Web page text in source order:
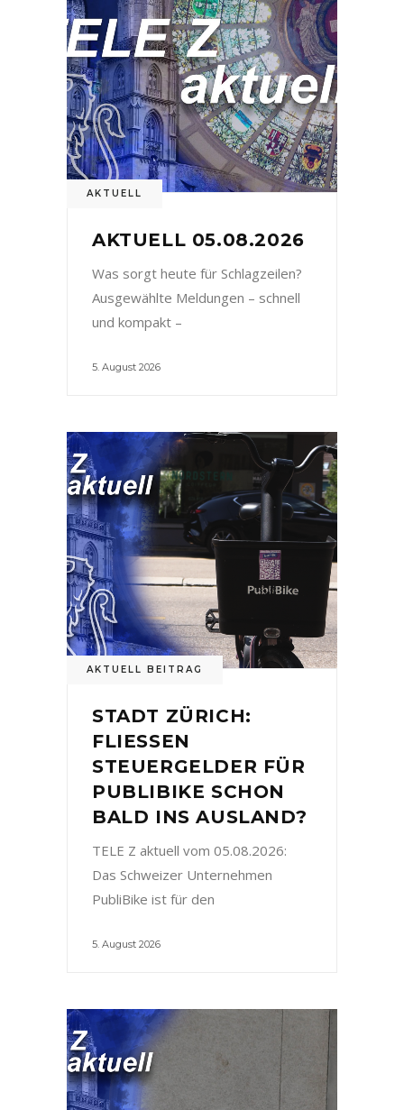
AKTUELL
AKTUELL 05.08.2026
Was sorgt heute für Schlagzeilen?
Ausgewählte Meldungen – schnell
und kompakt –
5. August 2026
AKTUELL BEITRAG
STADT ZÜRICH:
FLIESSEN
STEUERGELDER FÜR
PUBLIBIKE SCHON
BALD INS AUSLAND?
TELE Z aktuell vom 05.08.2026:
Das Schweizer Unternehmen
PubliBike ist für den
5. August 2026